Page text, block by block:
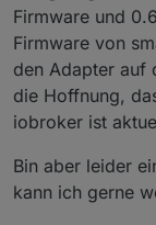
Firmware und
Firmware von
den Adapter auf
die Hoffnung,
iobroker ist
Bin aber leider
kann ich gerne